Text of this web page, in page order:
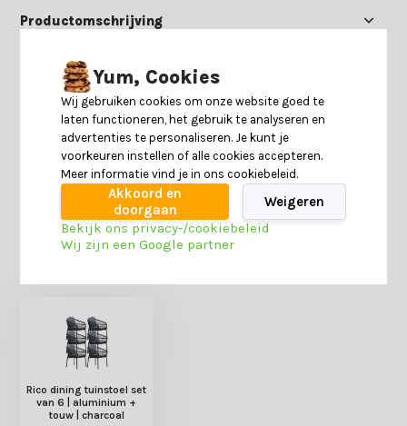
Productomschrijving
Specificaties
Reviews
Heb je nog interesse in deze recent bekeken
Rico dining tuinstoel set
van 6 | aluminium +
touw | charcoal
Yum, Cookies
Wij gebruiken cookies om onze website goed te
laten functioneren, het gebruik te analyseren en
advertenties te personaliseren. Je kunt je
voorkeuren instellen of alle cookies accepteren.
Meer informatie vind je in ons cookiebeleid.
Akkoord en
doorgaan
Weigeren
Bekijk ons privacy-/cookiebeleid
Wij zijn een Google partner